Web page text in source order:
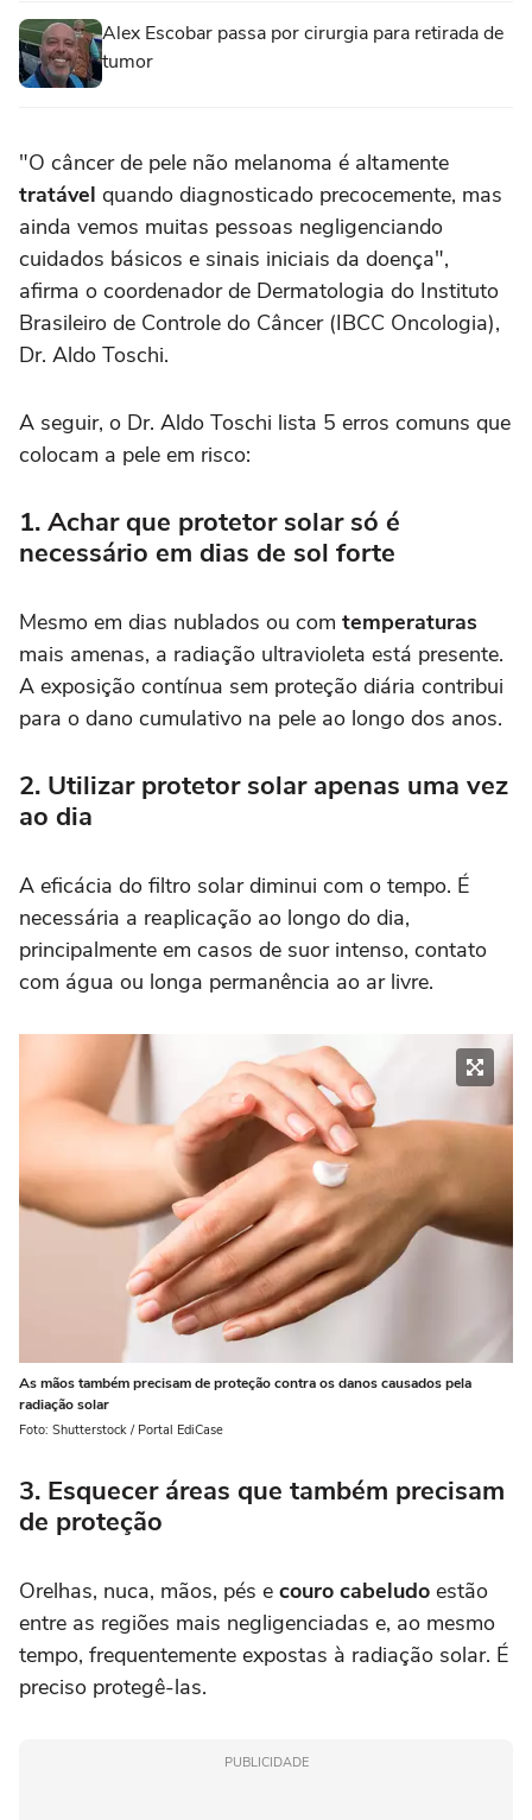
Alex Escobar passa por cirurgia para retirada de
tumor
"O câncer de pele não melanoma é altamente
tratável quando diagnosticado precocemente, mas
ainda vemos muitas pessoas negligenciando
cuidados básicos e sinais iniciais da doença",
afirma o coordenador de Dermatologia do Instituto
Brasileiro de Controle do Câncer (IBCC Oncologia),
Dr. Aldo Toschi.
A seguir, o Dr. Aldo Toschi lista 5 erros comuns que
colocam a pele em risco:
1. Achar que protetor solar só é
necessário em dias de sol forte
Mesmo em dias nublados ou com temperaturas
mais amenas, a radiação ultravioleta está presente.
A exposição contínua sem proteção diária contribui
para o dano cumulativo na pele ao longo dos anos.
2. Utilizar protetor solar apenas uma vez
ao dia
A eficácia do filtro solar diminui com o tempo. É
necessária a reaplicação ao longo do dia,
principalmente em casos de suor intenso, contato
com água ou longa permanência ao ar livre.
As mãos também precisam de proteção contra os danos causados pela
radiação solar
Foto: Shutterstock / Portal EdiCase
3. Esquecer áreas que também precisam
de proteção
Orelhas, nuca, mãos, pés e couro cabeludo estão
entre as regiões mais negligenciadas e, ao mesmo
tempo, frequentemente expostas à radiação solar. É
preciso protegê-las.
PUBLICIDADE